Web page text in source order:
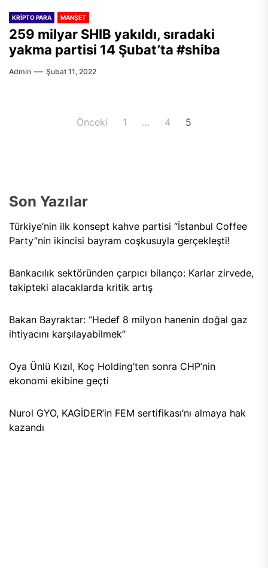
KRIPTO PARA MANŞET
259 milyar SHIB yakıldı, sıradaki
yakma partisi 14 Şubat’ta #shiba
Admin Şubat 11, 2022
Önceki 1 … 4 5
Son Yazılar
Türkiye’nin ilk konsept kahve partisi “İstanbul Coffee
Party”nin ikincisi bayram coşkusuyla gerçekleşti!
Bankacılık sektöründen çarpıcı bilanço: Karlar zirvede,
takipteki alacaklarda kritik artış
Bakan Bayraktar: “Hedef 8 milyon hanenin doğal gaz
ihtiyacını karşılayabilmek”
Oya Ünlü Kızıl, Koç Holding’ten sonra CHP’nin
ekonomi ekibine geçti
Nurol GYO, KAGİDER’in FEM sertifikası’nı almaya hak
kazandı